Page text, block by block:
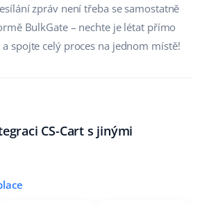
a úspor s Base
zpráv není třeba se samostatně
BulkGate – nechte je létat přímo
spojte celý proces na jednom místě!
CS-Cart s jinými